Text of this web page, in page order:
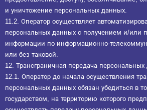
и уничтожение персональных данных.
11.2. Оператор осуществляет
персональных данных с получением и/или
информации по информационно-
или без таковой.
12. Трансграничная передача
12.1. Оператор до начала осуществления
персональных данных обязан убедиться в
государством, на территорию которого